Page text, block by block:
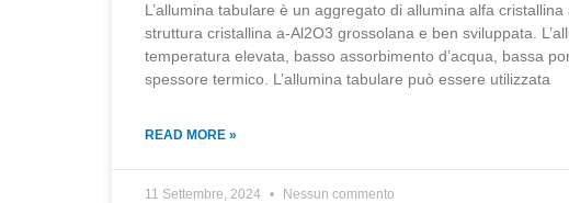
L’allumina tabulare è un aggregato di allumina alfa
struttura cristallina a-Al2O3 grossolana e ben sviluppata.
temperatura elevata, basso assorbimento d’acqua, bassa
spessore termico. L’allumina tabulare può essere utilizzata
READ MORE »
11 Settembre, 2024 Nessun commento